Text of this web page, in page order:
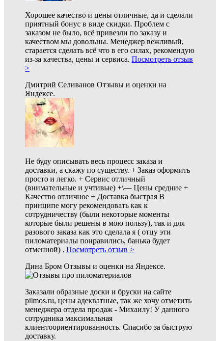
Хорошее качество и цены отличные, да и сделали
приятный бонус в виде скидки. Проблем с
заказом не было, всё привезли по заказу и
качеством мы довольны. Менеджер вежливый,
старается сделать всё что в его силах, рекомендую
из-за качества, цены и сервиса.Посмотреть отзыв
>
Дмитрий СеливановОтзывы и оценки на
Яндексе.
Не буду описывать весь процесс заказа и
доставки, а скажу по существу. + Заказ оформить
просто и легко. + Сервис отличный
(внимательные и учтивые) +\— Цены средние +
Качество отличное + Доставка быстрая В
принципе могу рекомендовать как к
сотрудничеству (были некоторые моменты
которые были решены в мою пользу), так и для
разового заказа как это сделала я ( отцу эти
пиломатериалы понравились, банька будет
отменной) .Посмотреть отзыв >
Дина БромОтзывы и оценки на Яндексе.
Заказали образные доски и бруски на сайте
pilmos.ru, цены адекватные, так же хочу отметить
менеджера отдела продаж - Михаилу! У данного
сотрудника максимальная
клиентоориентированность. Спасибо за быструю
доставку.